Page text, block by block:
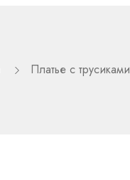
Платье с трусиками